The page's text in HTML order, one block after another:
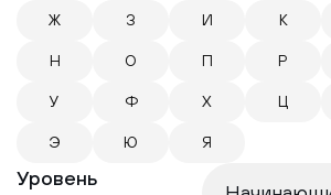
Ж З И К
Н О П Р
У Ф Х Ц
Э Ю Я
Уровень